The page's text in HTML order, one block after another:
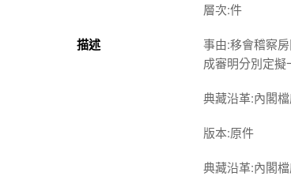
層次:件
描述
事由:移會稽察
成審明分別定擬
典藏沿革:內閣
版本:原件
典藏沿革:內閣